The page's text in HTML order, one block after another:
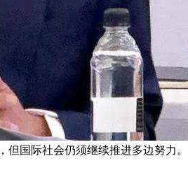
国际社会仍须继续推进多边努力。